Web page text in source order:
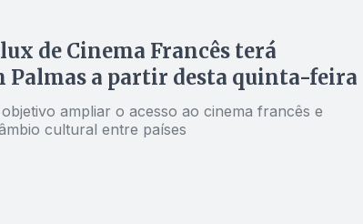
de Cinema Francês terá
Palmas a partir desta quinta-feira
ampliar o acesso ao cinema francês e
cultural entre países